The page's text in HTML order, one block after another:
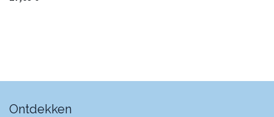
Ontdekken